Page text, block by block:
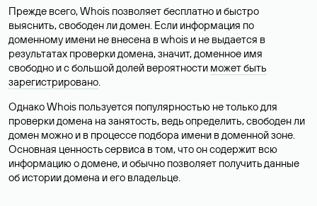
Прежде всего, Whois позволяет бесплатно и быстро
выяснить, свободен ли домен. Если информация по
доменному имени не внесена в whois и не выдается в
результатах проверки домена, значит, доменное имя
свободно и с большой долей вероятности может быть
зарегистрировано.
Однако Whois пользуется популярностью не только для
проверки домена на занятость, ведь определить, свободен ли
домен можно и в процессе подбора имени в доменной зоне.
Основная ценность сервиса в том, что он содержит всю
информацию о домене, и обычно позволяет получить данные
об истории домена и его владельце.